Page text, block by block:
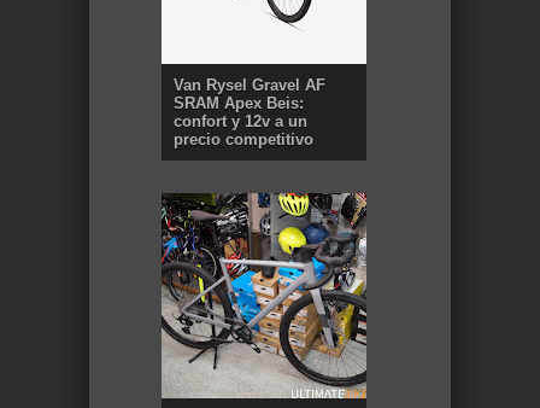
Van Rysel Gravel AF
SRAM Apex Beis:
confort y 12v a un
precio competitivo